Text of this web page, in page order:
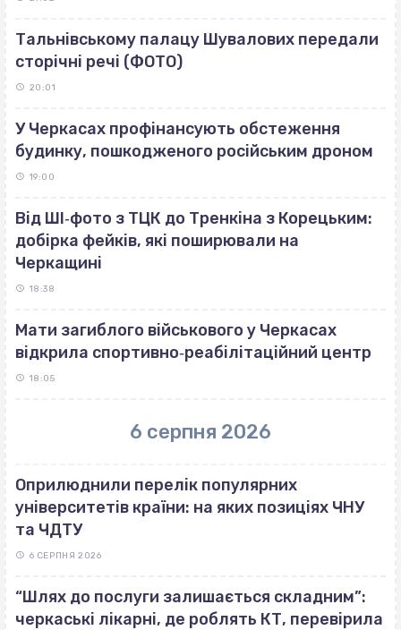
Тальнівському палацу Шувалових передали
сторічні речі (ФОТО)
20:01
У Черкасах профінансують обстеження
будинку, пошкодженого російським дроном
19:00
Від ШІ‐фото з ТЦК до Тренкіна з Корецьким:
добірка фейків, які поширювали на
Черкащині
18:38
Мати загиблого військового у Черкасах
відкрила спортивно‐реабілітаційний центр
18:05
6 серпня 2026
Оприлюднили перелік популярних
університетів країни: на яких позиціях ЧНУ
та ЧДТУ
6 СЕРПНЯ 2026
“Шлях до послуги залишається складним”:
черкаські лікарні, де роблять КТ, перевірила